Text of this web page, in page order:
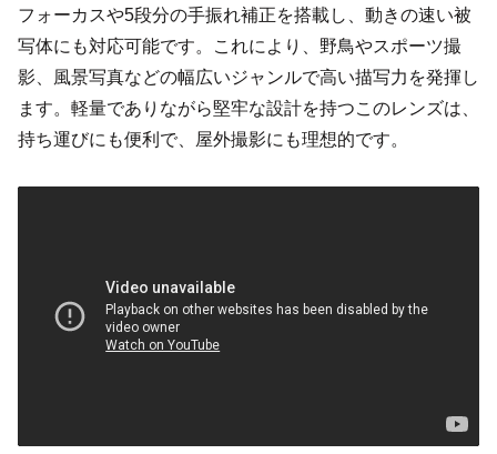
フォーカスや5段分の手振れ補正を搭載し、動きの速い被
写体にも対応可能です。これにより、野鳥やスポーツ撮
影、風景写真などの幅広いジャンルで高い描写力を発揮し
ます。軽量でありながら堅牢な設計を持つこのレンズは、
持ち運びにも便利で、屋外撮影にも理想的です。